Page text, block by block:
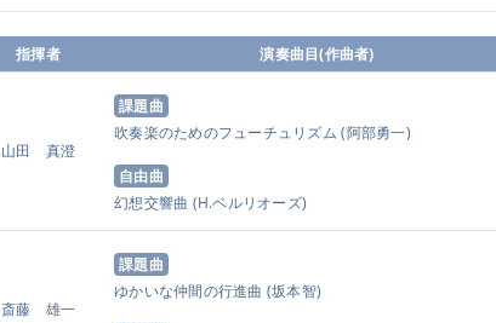
指揮者 演奏曲目(作曲者)
山田 真澄
課題曲
吹奏楽のためのフューチュリズム (阿部勇一)
自由曲
幻想交響曲 (H.ベルリオーズ)
斎藤 雄一
課題曲
ゆかいな仲間の行進曲 (坂本智)